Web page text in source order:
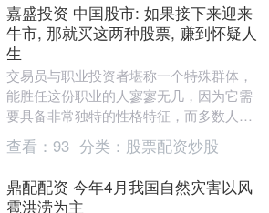
嘉盛投资 中国股市: 如果接下来迎来
牛市, 那就买这两种股票, 赚到怀疑人
生
交易员与职业投资者堪称一个特殊群体，
能胜任这份职业的人寥寥无几，因为它需
要具备非常独特的性格特征，而多数人恰
恰缺乏这些特质。他们不仅仅需要具备在
市场混乱与不确定....
查看： 93 分类： 股票配资炒股
鼎配配资 今年4月我国自然灾害以风
雹洪涝为主